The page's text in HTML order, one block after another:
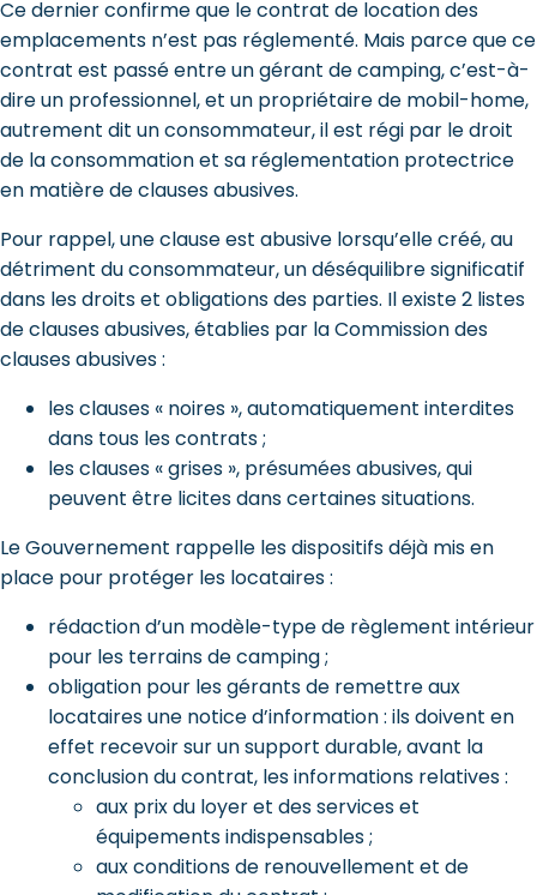
Ce dernier confirme que le contrat de location des
emplacements n’est pas réglementé. Mais parce que ce
contrat est passé entre un gérant de camping, c’est-à-
dire un professionnel, et un propriétaire de mobil-home,
autrement dit un consommateur, il est régi par le droit
de la consommation et sa réglementation protectrice
en matière de clauses abusives.
Pour rappel, une clause est abusive lorsqu’elle créé, au
détriment du consommateur, un déséquilibre significatif
dans les droits et obligations des parties. Il existe 2 listes
de clauses abusives, établies par la Commission des
clauses abusives :
les clauses « noires », automatiquement interdites
dans tous les contrats ;
les clauses « grises », présumées abusives, qui
peuvent être licites dans certaines situations.
Le Gouvernement rappelle les dispositifs déjà mis en
place pour protéger les locataires :
rédaction d’un modèle-type de règlement intérieur
pour les terrains de camping ;
obligation pour les gérants de remettre aux
locataires une notice d’information : ils doivent en
effet recevoir sur un support durable, avant la
conclusion du contrat, les informations relatives :
aux prix du loyer et des services et
équipements indispensables ;
aux conditions de renouvellement et de